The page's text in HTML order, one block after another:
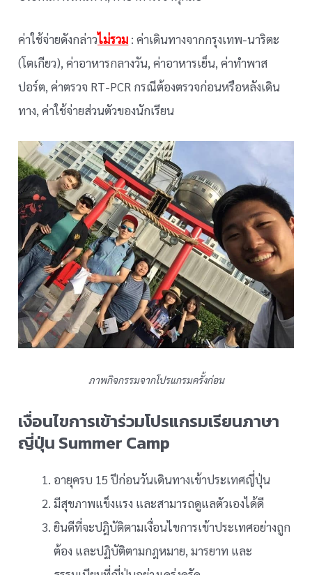
ค่าใช้จ่ายดังกล่าวไม่รวม : ค่าเดินทางจากกรุงเทพ-นาริตะ
(โตเกียว), ค่าอาหารกลางวัน, ค่าอาหารเย็น, ค่าทำพาส
ปอร์ต, ค่าตรวจ RT-PCR กรณีต้องตรวจก่อนหรือหลังเดิน
ทาง, ค่าใช้จ่ายส่วนตัวของนักเรียน
ภาพกิจกรรมจากโปรแกรมครั้งก่อน
เงื่อนไขการเข้าร่วมโปรแกรมเรียนภาษา
ญี่ปุ่น Summer Camp
อายุครบ 15 ปีก่อนวันเดินทางเข้าประเทศญี่ปุ่น
มีสุขภาพแข็งแรง และสามารถดูแลตัวเองได้ดี
ยินดีที่จะปฎิบัติตามเงื่อนไขการเข้าประเทศอย่างถูก
ต้อง และปฏิบัติตามกฎหมาย, มารยาท และ